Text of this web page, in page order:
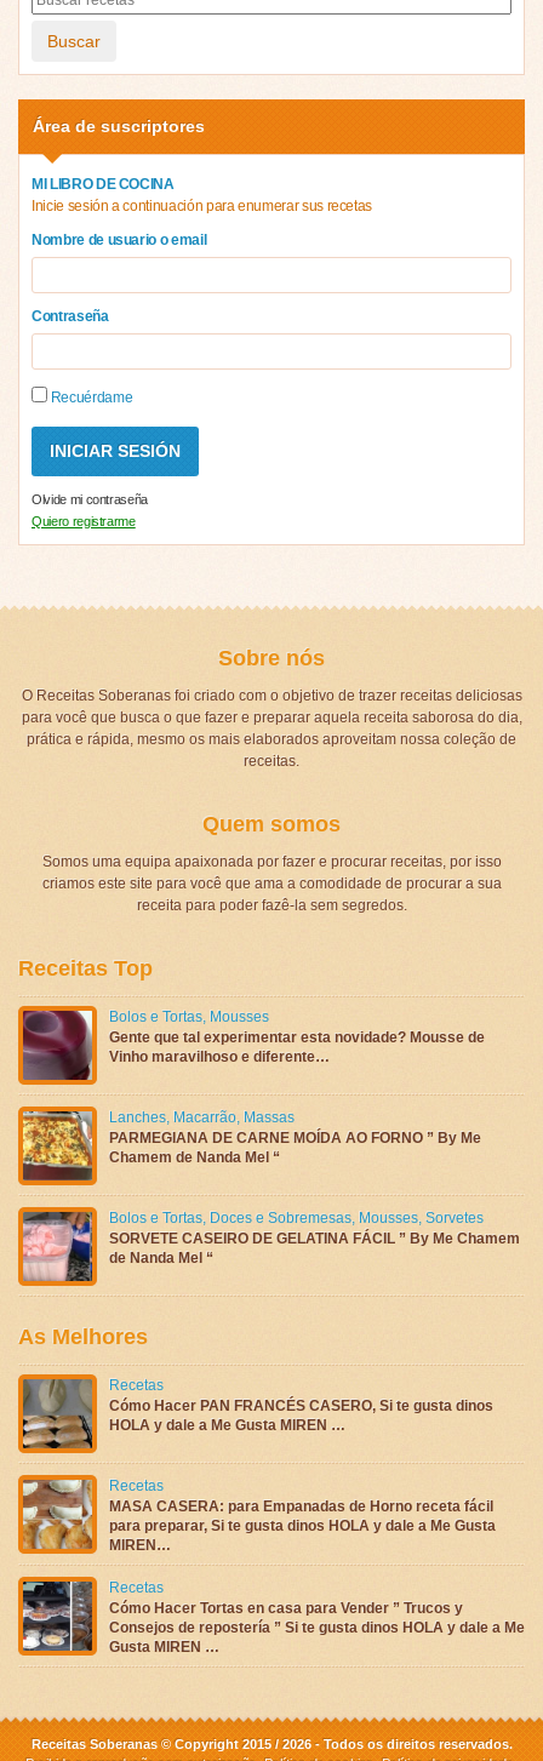
Buscar
Área de suscriptores
MI LIBRO DE COCINA
Inicie sesión a continuación para enumerar sus recetas
Nombre de usuario o email
Contraseña
Recuérdame
Olvide mi contraseña
Quiero registrarme
Sobre nós
O Receitas Soberanas foi criado com o objetivo de trazer receitas deliciosas
para você que busca o que fazer e preparar aquela receita saborosa do dia,
prática e rápida, mesmo os mais elaborados aproveitam nossa coleção de
receitas.
Quem somos
Somos uma equipa apaixonada por fazer e procurar receitas, por isso
criamos este site para você que ama a comodidade de procurar a sua
receita para poder fazê-la sem segredos.
Receitas Top
Bolos e Tortas, Mousses
Gente que tal experimentar esta novidade? Mousse de
Vinho maravilhoso e diferente…
Lanches, Macarrão, Massas
PARMEGIANA DE CARNE MOÍDA AO FORNO ” By Me
Chamem de Nanda Mel “
Bolos e Tortas, Doces e Sobremesas, Mousses, Sorvetes
SORVETE CASEIRO DE GELATINA FÁCIL ” By Me Chamem
de Nanda Mel “
As Melhores
Recetas
Cómo Hacer PAN FRANCÉS CASERO, Si te gusta dinos
HOLA y dale a Me Gusta MIREN …
Recetas
MASA CASERA: para Empanadas de Horno receta fácil
para preparar, Si te gusta dinos HOLA y dale a Me Gusta
MIREN…
Recetas
Cómo Hacer Tortas en casa para Vender ” Trucos y
Consejos de repostería ” Si te gusta dinos HOLA y dale a Me
Gusta MIREN …
Receitas Soberanas © Copyright 2015 / 2026 - Todos os direitos reservados.